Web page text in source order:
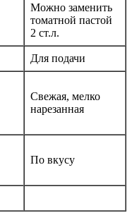
Можно заменить
томатной пастой
2 ст.л.
Для подачи
Свежая, мелко
нарезанная
По вкусу